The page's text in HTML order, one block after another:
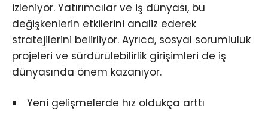
izleniyor. Yatırımcılar ve iş dünyası, bu
değişkenlerin etkilerini analiz ederek
stratejilerini belirliyor. Ayrıca, sosyal sorumluluk
projeleri ve sürdürülebilirlik girişimleri de iş
dünyasında önem kazanıyor.
Yeni gelişmelerde hız oldukça arttı